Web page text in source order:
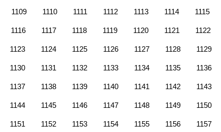
1109 1110 1111 1112 1113 1114 1115
1116 1117 1118 1119 1120 1121 1122
1123 1124 1125 1126 1127 1128 1129
1130 1131 1132 1133 1134 1135 1136
1137 1138 1139 1140 1141 1142 1143
1144 1145 1146 1147 1148 1149 1150
1151 1152 1153 1154 1155 1156 1157